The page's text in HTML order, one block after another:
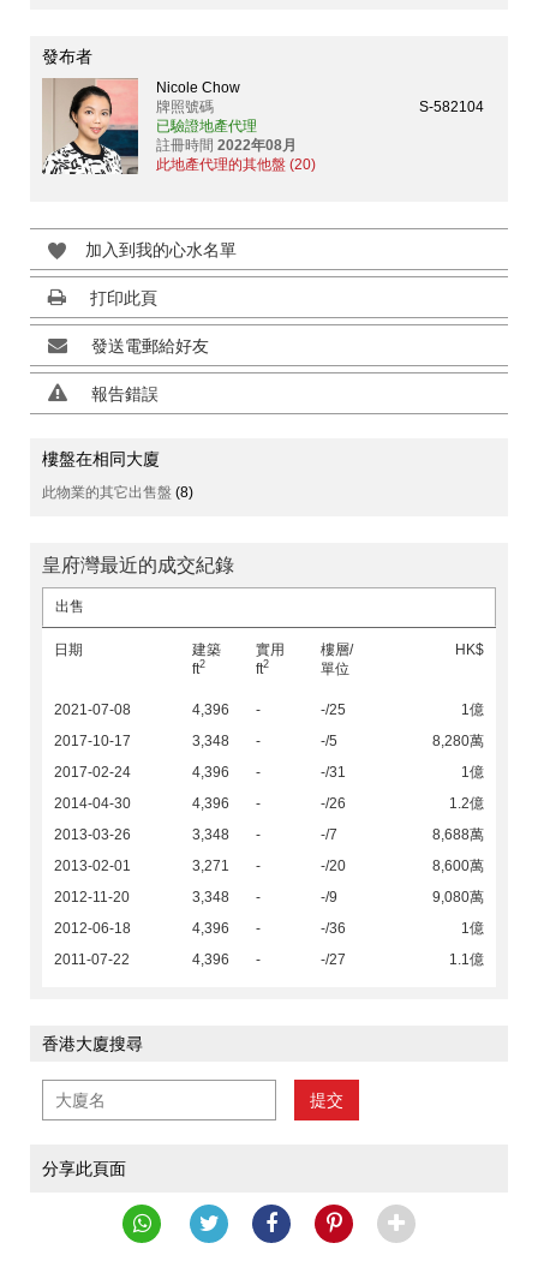
發布者
Nicole Chow
牌照號碼
S-582104
已驗證地產代理
註冊時間 2022年08月
此地產代理的其他盤 (20)
加入到我的心水名單
打印此頁
發送電郵給好友
報告錯誤
樓盤在相同大廈
此物業的其它出售盤 (8)
皇府灣最近的成交紀錄
出售
日期
建築
ft2
實用
ft2
樓層/
單位
HK$
2021-07-08 4,396 - -/25
1億
2017-10-17
3,348 - -/5
8,280萬
2017-02-24
4,396 - -/31
1億
2014-04-30
4,396 - -/26
1.2億
2013-03-26
3,348 - -/7
8,688萬
2013-02-01
3,271 - -/20
8,600萬
2012-11-20
3,348 - -/9
9,080萬
2012-06-18
4,396 - -/36
1億
2011-07-22
4,396 - -/27 1.1億
香港大廈搜尋
提交
分享此頁面